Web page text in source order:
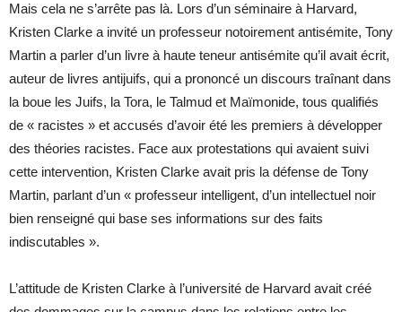
Mais cela ne s’arrête pas là. Lors d’un séminaire à Harvard,
Kristen Clarke a invité un professeur notoirement antisémite, Tony
Martin a parler d’un livre à haute teneur antisémite qu’il avait écrit,
auteur de livres antijuifs, qui a prononcé un discours traînant dans
la boue les Juifs, la Tora, le Talmud et Maïmonide, tous qualifiés
de « racistes » et accusés d’avoir été les premiers à développer
des théories racistes. Face aux protestations qui avaient suivi
cette intervention, Kristen Clarke avait pris la défense de Tony
Martin, parlant d’un « professeur intelligent, d’un intellectuel noir
bien renseigné qui base ses informations sur des faits
indiscutables ».
L’attitude de Kristen Clarke à l’université de Harvard avait créé